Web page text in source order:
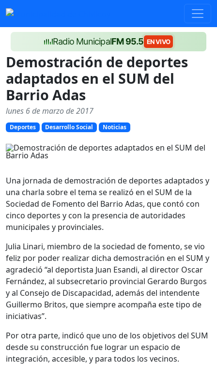
Radio MunicipalFM 95.5 EN VIVO
Demostración de deportes
adaptados en el SUM del
Barrio Adas
lunes 6 de marzo de 2017
Deportes Desarrollo Social Noticias
Una jornada de demostración de deportes adaptados y
una charla sobre el tema se realizó en el SUM de la
Sociedad de Fomento del Barrio Adas, que contó con
cinco deportes y con la presencia de autoridades
municipales y provinciales.
Julia Linari, miembro de la sociedad de fomento, se vio
feliz por poder realizar dicha demostración en el SUM y
agradeció “al deportista Juan Esandi, al director Oscar
Fernández, al subsecretario provincial Gerardo Burgos
y al Consejo de Discapacidad, además del intendente
Guillermo Britos, que siempre acompaña este tipo de
iniciativas”.
Por otra parte, indicó que uno de los objetivos del SUM
desde su construcción fue lograr un espacio de
integración, accesible, y para todos los vecinos.